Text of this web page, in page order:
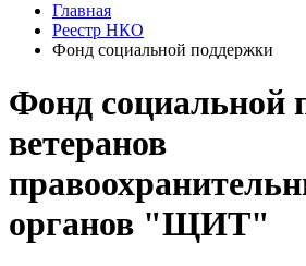
Главная
Реестр НКО
Фонд социальной поддержки
Фонд социальной
ветеранов
органов "ЩИТ"